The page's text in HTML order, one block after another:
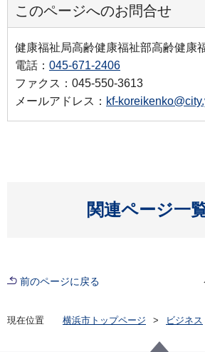
このページへのお問合せ
健康福祉局高齢健康福祉部高齢健康
電話： 045-671-2406
ファクス：045-550-3613
メールアドレス： kf-
関連ページ一
開く
前のページに戻る
現在位置 横浜市トップページ ビジネス